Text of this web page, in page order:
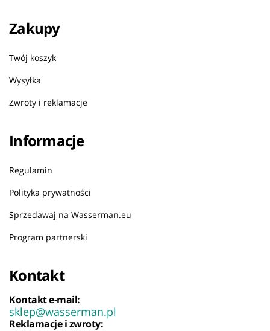
Zakupy
Twój koszyk
Wysyłka
Zwroty i reklamacje
Informacje
Regulamin
Polityka prywatności
Sprzedawaj na Wasserman.eu
Program partnerski
Kontakt
Kontakt e-mail:
sklep@wasserman.pl
Reklamacje i zwroty: